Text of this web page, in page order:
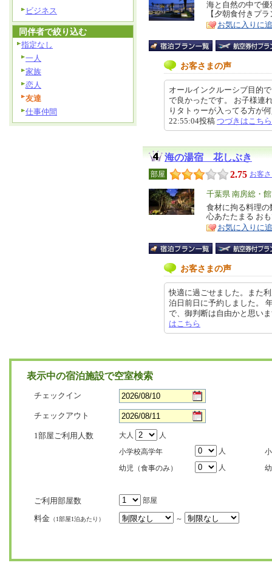
リ
ア
特
徴
海と自然の中で
【夕朝食付きプ
お気に入りに
お客さまの声
オールインクルーシブ目的
で良かったです。 お子様連
りタトゥーが入ってる方が
22:55:04投稿 つづきはこちら
海の湯宿 花しぶき
部屋 2.75 お客
エ
リ
ア
千葉県 南房総・
特
徴
食材に拘る料理
心あたたまる お
お気に入りに
お客さまの声
快適に過ごせました。また
泊日前日に予約しました。
で、御判断は自由かと思い
はこちら
ビジネス
同伴者で絞り込む
指定なし
一人
家族
恋人
友達
仕事仲間
表示中の宿泊施設で空室検索
チェックイン
チェックアウト
1部屋ご利用人数 大人
人
小学校高学年
人
幼児（食事のみ）
人
ご利用部屋数 部屋
料金 （1部屋1泊あたり） ～